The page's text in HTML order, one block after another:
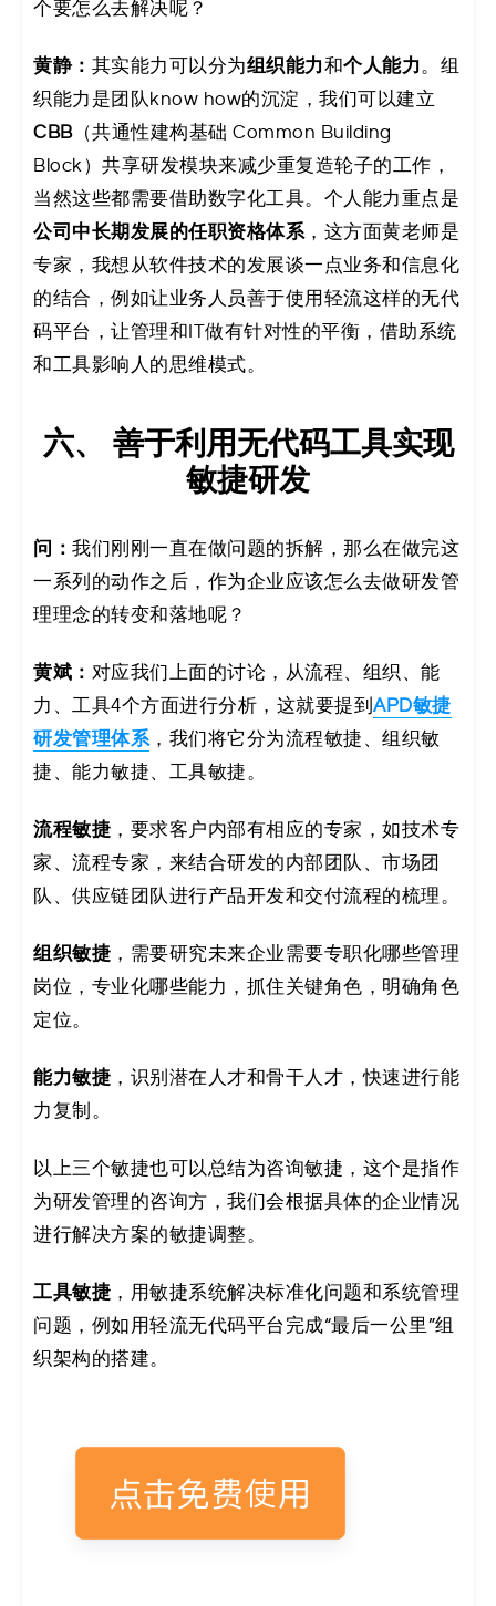
个要怎么去解决呢？
黄静： 其实能力可以分为组织能力和个人能力。组
织能力是团队know how的沉淀，我们可以建立
CBB（共通性建构基础 Common Building
Block）共享研发模块来减少重复造轮子的工作，
当然这些都需要借助数字化工具。个人能力重点是
公司中长期发展的任职资格体系，这方面黄老师是
专家，我想从软件技术的发展谈一点业务和信息化
的结合，例如让业务人员善于使用轻流这样的无代
码平台，让管理和IT做有针对性的平衡，借助系统
和工具影响人的思维模式。
六、 善于利用无代码工具实现
敏捷研发
问： 我们刚刚一直在做问题的拆解，那么在做完这
一系列的动作之后，作为企业应该怎么去做研发管
理理念的转变和落地呢？
黄斌： 对应我们上面的讨论，从流程、组织、能
力、工具4个方面进行分析，这就要提到 APD敏捷
研发管理体系，我们将它分为流程敏捷、组织敏
捷、能力敏捷、工具敏捷。
流程敏捷 ，要求客户内部有相应的专家，如技术专
家、流程专家，来结合研发的内部团队、市场团
队、供应链团队进行产品开发和交付流程的梳理。
组织敏捷 ，需要研究未来企业需要专职化哪些管理
岗位，专业化哪些能力，抓住关键角色，明确角色
定位。
能力敏捷 ，识别潜在人才和骨干人才，快速进行能
力复制。
以上三个敏捷也可以总结为咨询敏捷，这个是指作
为研发管理的咨询方，我们会根据具体的企业情况
进行解决方案的敏捷调整。
工具敏捷 ，用敏捷系统解决标准化问题和系统管理
问题，例如用轻流无代码平台完成“最后一公里”组
织架构的搭建。